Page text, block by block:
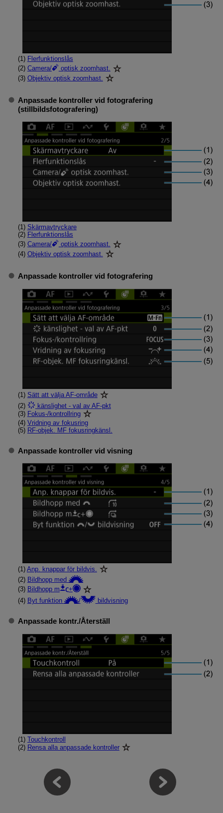
(1) Flerfunktionslås
(2) Camera/
optisk zoomhast.
(3) Objektiv optisk zoomhast.
Anpassade kontroller vid fotografering
(stillbildsfotografering)
(1) Skärmavtryckare
(2) Flerfunktionslås
(3) Camera/
optisk zoomhast.
(4) Objektiv optisk zoomhast.
Anpassade kontroller vid fotografering
(1) Sätt att välja AF-område
(2)
känslighet - val av AF-pkt
(3) Fokus-/kontrollring
(4) Vridning av fokusring
(5) RF-objek. MF fokusringkänsl.
Anpassade kontroller vid visning
(1) Anp. knappar för bildvis.
(2) Bildhopp med
(3) Bildhopp m
+
(4) Byt funktion / bildvisning
Anpassade kontr./Återställ
(1) Touchkontroll
(2) Rensa alla anpassade kontroller